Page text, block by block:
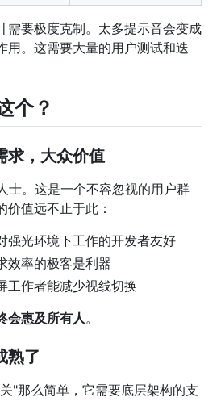
需要极度克制。太多提示音会变成
用。这需要大量的用户测试和迭
个？
求，大众价值
士。这是一个不容忽视的用户群
值远不止于此：
强光环境下工作的开发者友好
效率的极客是利器
工作者能减少视线切换
会惠及所有人。
熟了
"那么简单，它需要底层架构的支